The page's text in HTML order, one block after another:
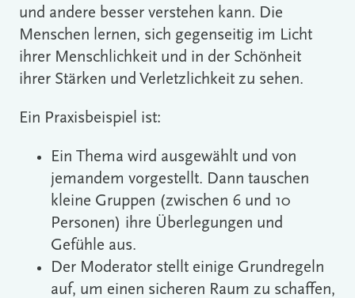
und andere besser verstehen kann. Die
Menschen lernen, sich gegenseitig im Licht
ihrer Menschlichkeit und in der Schönheit
ihrer Stärken und Verletzlichkeit zu sehen.
Ein Praxisbeispiel ist:
Ein Thema wird ausgewählt und von
jemandem vorgestellt. Dann tauschen
kleine Gruppen (zwischen 6 und 10
Personen) ihre Überlegungen und
Gefühle aus.
Der Moderator stellt einige Grundregeln
auf, um einen sicheren Raum zu schaffen,